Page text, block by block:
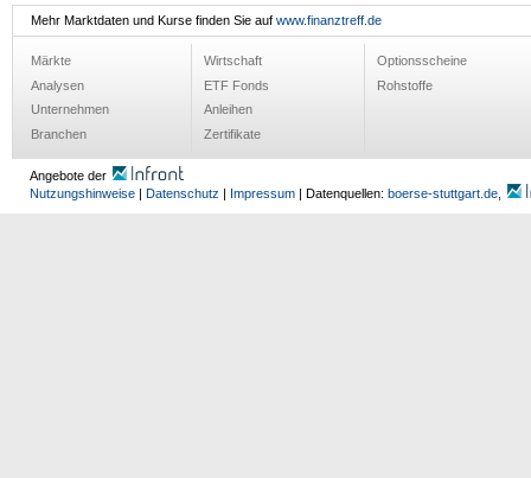
Mehr Marktdaten und Kurse finden Sie auf www.finanztreff.de
Märkte
Analysen
Unternehmen
Branchen
Wirtschaft
ETF Fonds
Anleihen
Zertifikate
Optionsscheine
Rohstoffe
Angebote der
Nutzungshinweise | Datenschutz | Impressum | Datenquellen: boerse-stuttgart.de